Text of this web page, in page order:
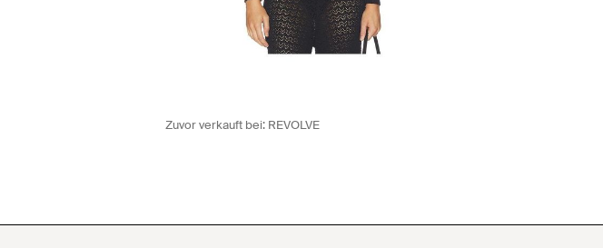
Zuvor verkauft bei: REVOLVE